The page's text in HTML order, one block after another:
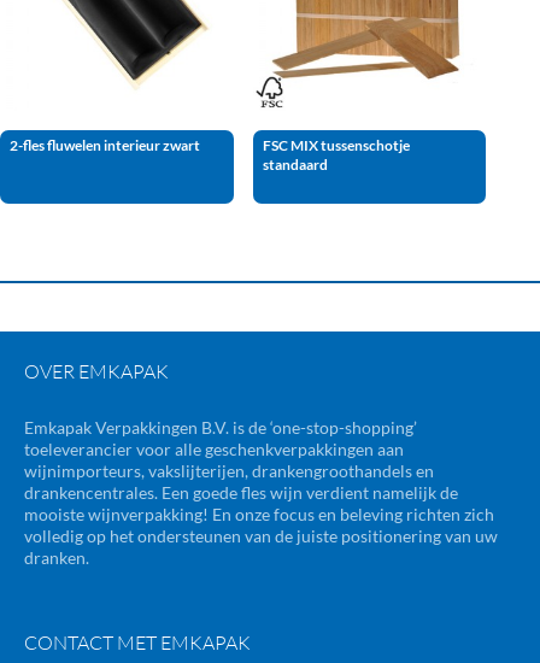
2-fles fluwelen interieur zwart
FSC MIX tussenschotje
standaard
OVER EMKAPAK
Emkapak Verpakkingen B.V. is de ‘one-stop-shopping’
toeleverancier voor alle geschenkverpakkingen aan
wijnimporteurs, vakslijterijen, drankengroothandels en
drankencentrales. Een goede fles wijn verdient namelijk de
mooiste wijnverpakking! En onze focus en beleving richten zich
volledig op het ondersteunen van de juiste positionering van uw
dranken.
CONTACT MET EMKAPAK